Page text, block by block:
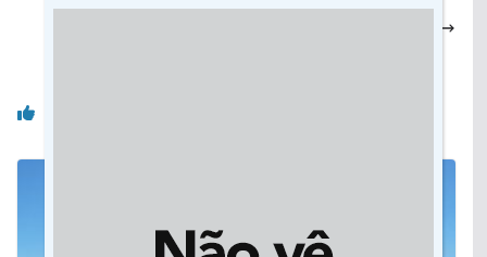
SES reforça importância da Saúde Única na